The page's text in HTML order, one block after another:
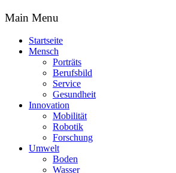
Main Menu
Startseite
Mensch
Porträts
Berufsbild
Service
Gesundheit
Innovation
Mobilität
Robotik
Forschung
Umwelt
Boden
Wasser